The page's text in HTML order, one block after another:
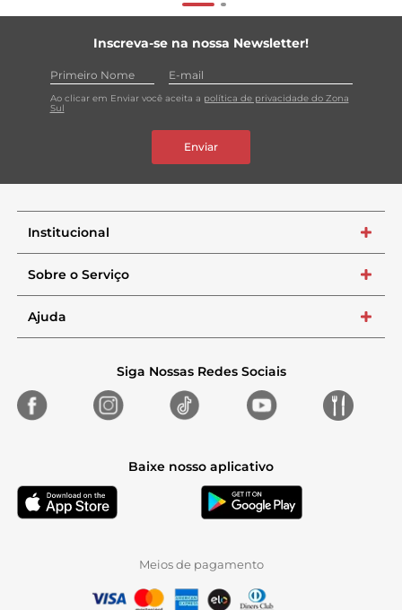
Inscreva-se na nossa Newsletter!
Ao clicar em Enviar você aceita a política de privacidade do Zona
Sul
Enviar
Institucional +
Sobre o Serviço +
Ajuda +
Siga Nossas Redes Sociais
Baixe nosso aplicativo
Meios de pagamento